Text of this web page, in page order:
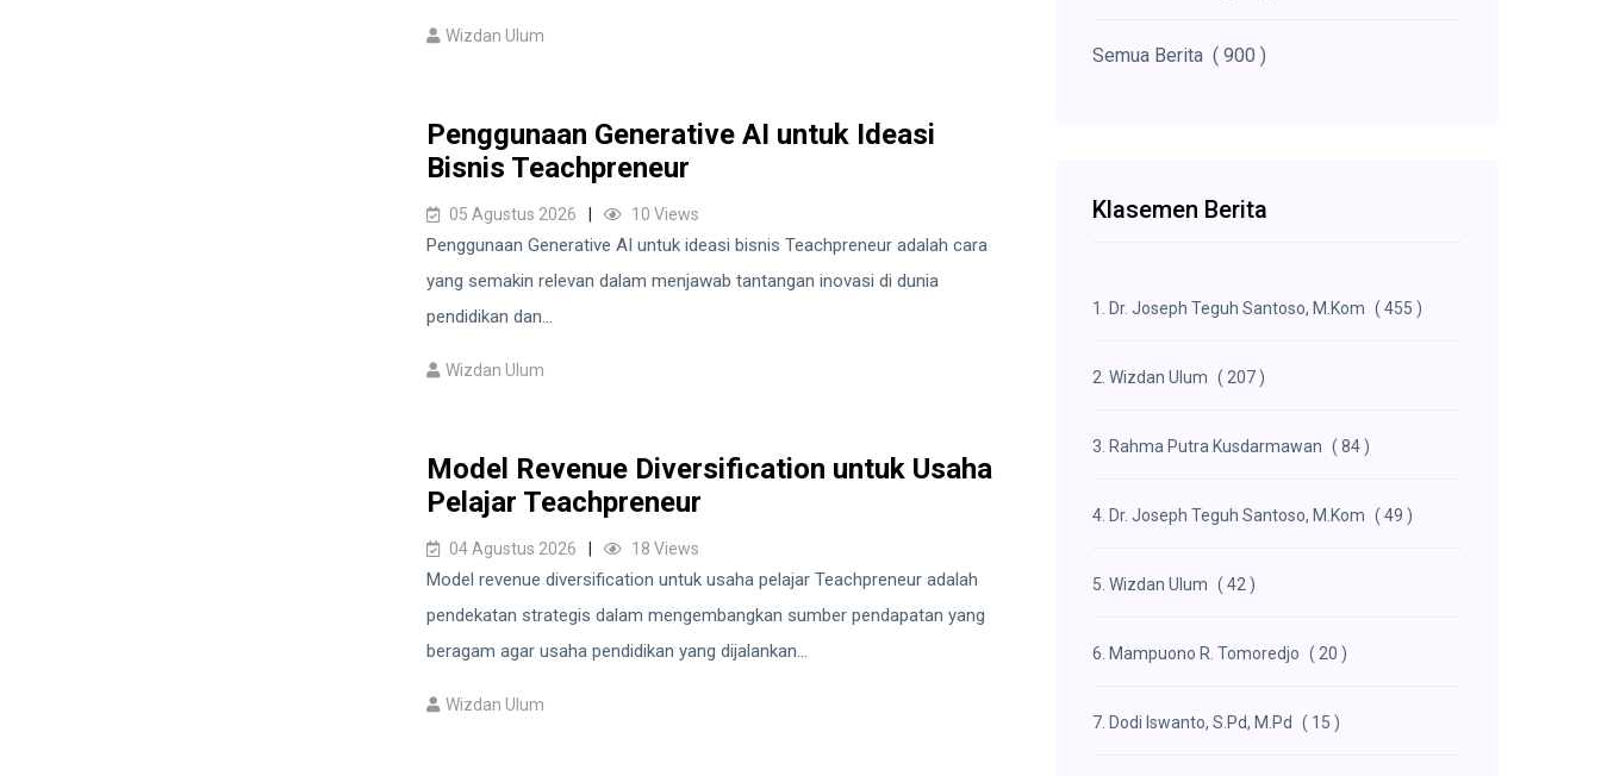
Wizdan Ulum
Penggunaan Generative AI untuk Ideasi
Bisnis Teachpreneur
05 Agustus 2026 10 Views
Penggunaan Generative AI untuk ideasi bisnis Teachpreneur adalah cara
yang semakin relevan dalam menjawab tantangan inovasi di dunia
pendidikan dan...
Wizdan Ulum
Model Revenue Diversification untuk Usaha
Pelajar Teachpreneur
04 Agustus 2026 18 Views
Model revenue diversification untuk usaha pelajar Teachpreneur adalah
pendekatan strategis dalam mengembangkan sumber pendapatan yang
beragam agar usaha pendidikan yang dijalankan...
Wizdan Ulum
Semua Berita ( 900 )
Klasemen Berita
1. Dr. Joseph Teguh Santoso, M.Kom ( 455 )
2. Wizdan Ulum ( 207 )
3. Rahma Putra Kusdarmawan ( 84 )
4. Dr. Joseph Teguh Santoso, M.Kom ( 49 )
5. Wizdan Ulum ( 42 )
6. Mampuono R. Tomoredjo ( 20 )
7. Dodi Iswanto, S.Pd, M.Pd ( 15 )